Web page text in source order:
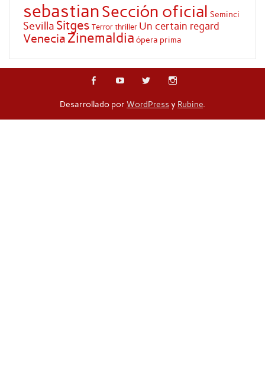
sebastianSección oficial Seminci
Sevilla Sitges Terrorthriller Un certain regard
Venecia Zinemaldia ópera prima
Desarrollado por WordPressy Rubine